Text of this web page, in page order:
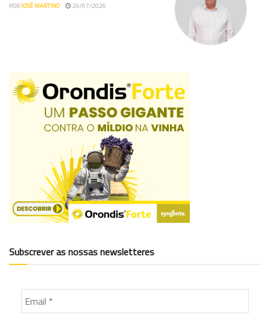
PORJOSÉ MARTINO 26/07/2026
Subscrever as nossas newsletteres